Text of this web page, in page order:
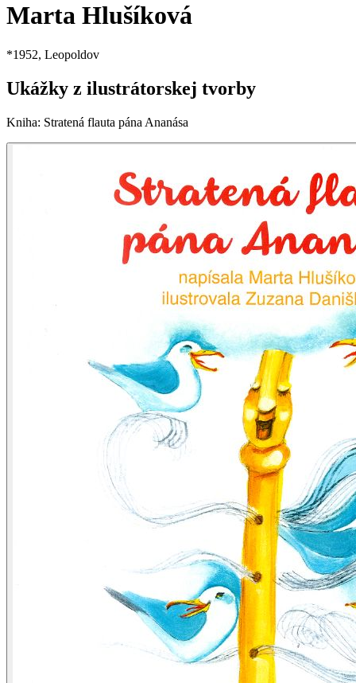
Marta Hlušíková
*1952, Leopoldov
Ukážky z ilustrátorskej tvorby
Kniha: Stratená flauta pána Ananása